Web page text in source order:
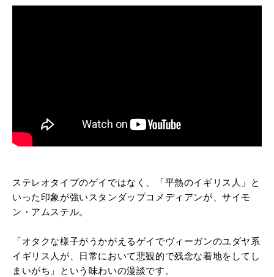
ステレオタイプのゲイではなく、「平熱のイギリス人」と
いった印象が強いスタンダップコメディアンが、サイモ
ン・アムステル。
「オタクな様子がうかがえるゲイでヴィーガンのユダヤ系
イギリス人が、日常において悲観的で残念な着地をしてし
まいがち」という味わいの漫談です。